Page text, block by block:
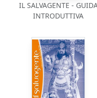
IL SALVAGENTE -
INTRODUTTIVA